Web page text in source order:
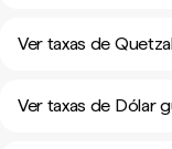
Ver taxas de
Ver taxas de Dólar